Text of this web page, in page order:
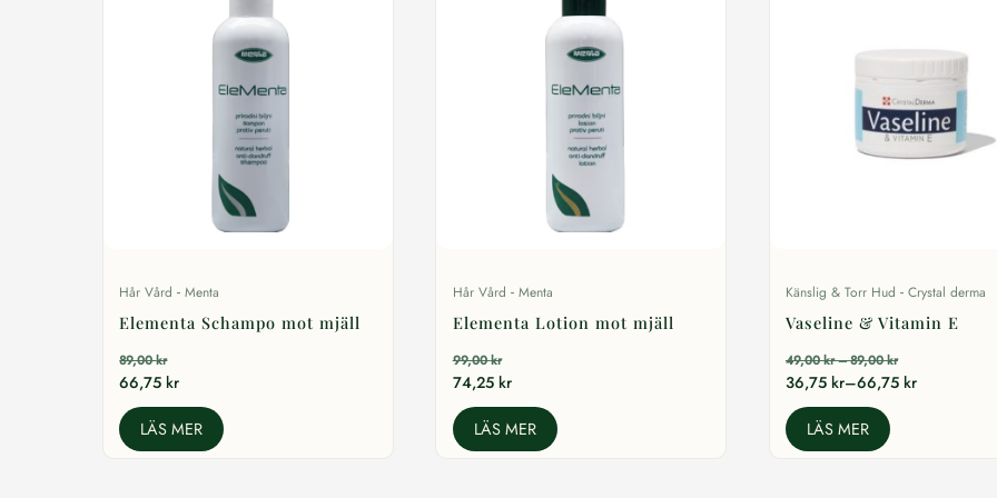
Hår Vård -Menta
Elementa Schampo mot mjäll
89,00kr
66,75 kr
LÄS MER
Hår Vård - Menta
Elementa Lotion mot mjäll
99,00kr
74,25 kr
LÄS MER
Känslig & Torr Hud - Crystal derma
Vaseline & Vitamin E
49,00kr–89,00krPrisintervall:
49,00 kr
36,75 kr–66,75 kr
Prisintervall:
36,75 kr
till
66,75 kr
LÄS MER